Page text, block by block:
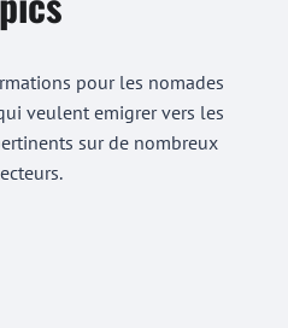
pour les nomades
veulent emigrer vers les
sur de nombreux